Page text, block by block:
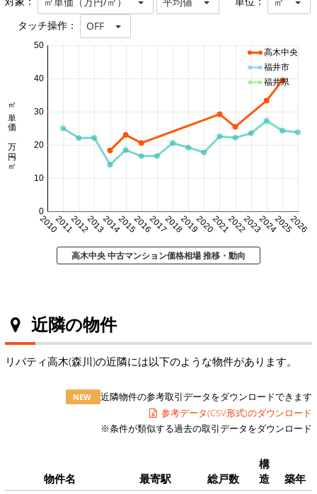
タッチ操作： OFF
20102011201220132014201520162017201820192020202120222023202420252026
0
10
20
30
40
50
㎡単価 万円/㎡
高木中央
福井市
福井県
高木中央 中古マンション価格相場 推移・動向
近隣の物件
リバティ高木(森川)の近隣には以下のような物件があります。
NEW
近隣物件の参考取引データをダウンロードできます
参考データ(CSV形式)のダウンロード
※条件が類似する過去の取引データをダウンロード
物件名 最寄駅 総戸数
構
造
築年